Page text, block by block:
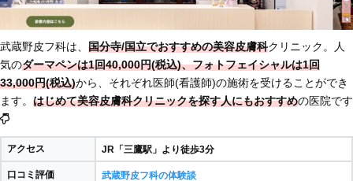
武蔵野皮フ科は、 国分寺/国立でおすすめの美容皮膚科クリニック。人
気のダーマペンは1回40,000円(税込)、フォトフェイシャルは1回
33,000円(税込)から、それぞれ医師(看護師)の施術を受けることができ
ます。 はじめて美容皮膚科クリニックを探す人にもおすすめの医院です
アクセス JR「三鷹駅」より徒歩3分
口コミ評価 武蔵野皮フ科の体験談